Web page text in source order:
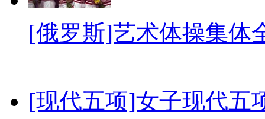
[俄罗斯]艺术体操集体
[现代五项]女子现代五